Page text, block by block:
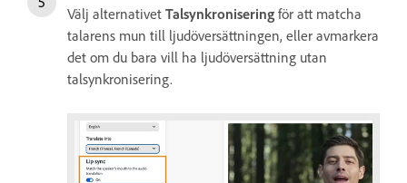
Välj alternativet Talsynkronisering för att matcha
talarens mun till ljudöversättningen, eller avmarkera
det om du bara vill ha ljudöversättning utan
talsynkronisering.